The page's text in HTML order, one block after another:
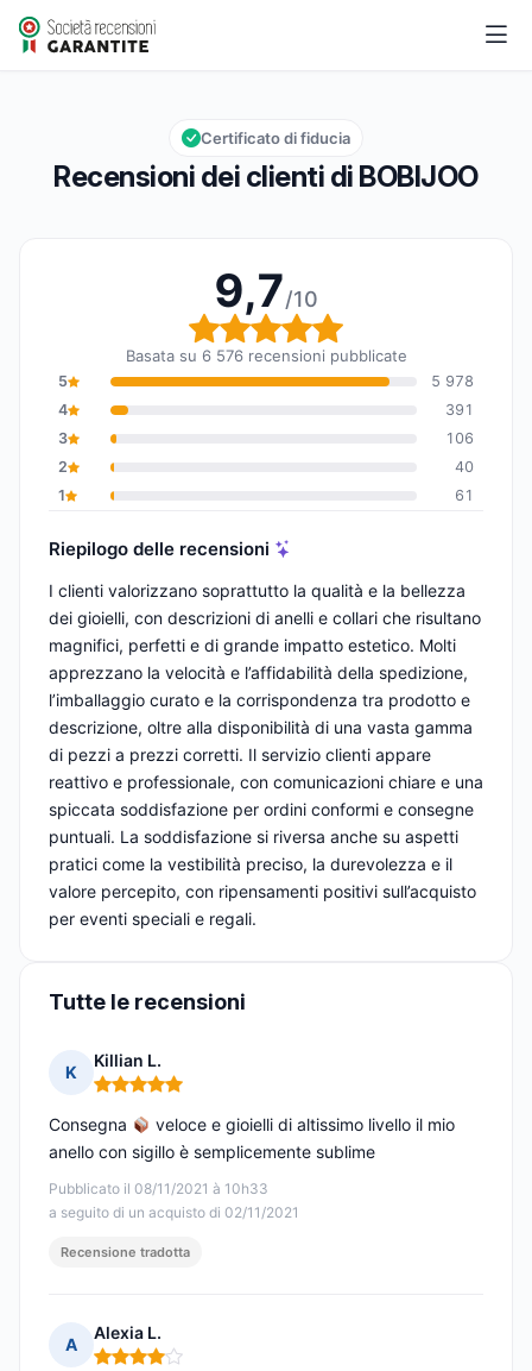
BOBIJOO
Valutazione globale: 9,7 su 10
9,7/10
Recensioni dei clienti di BOBIJOO
Certificato di fiducia
9,7/10
Valutazione globale:
Basata su 6 576 recensioni pubblicate
5
5 978
4
391
3
106
2
40
1
61
Riepilogo delle recensioni
I clienti valorizzano soprattutto la qualità e la bellezza
dei gioielli, con descrizioni di anelli e collari che risultano
magnifici, perfetti e di grande impatto estetico. Molti
apprezzano la velocità e l’affidabilità della spedizione,
l’imballaggio curato e la corrispondenza tra prodotto e
descrizione, oltre alla disponibilità di una vasta gamma
di pezzi a prezzi corretti. Il servizio clienti appare
reattivo e professionale, con comunicazioni chiare e una
spiccata soddisfazione per ordini conformi e consegne
puntuali. La soddisfazione si riversa anche su aspetti
pratici come la vestibilità preciso, la durevolezza e il
valore percepito, con ripensamenti positivi sull’acquisto
per eventi speciali e regali.
Tutte le recensioni
K
Killian L.
Nota: 5 su 5
Pubblicato il 08/11/2021 à 10h33
a seguito di un acquisto di 02/11/2021
Consegna
veloce e gioielli di altissimo livello il mio
anello con sigillo è semplicemente sublime
Recensione tradotta
A
Alexia L.
Nota: 4 su 5